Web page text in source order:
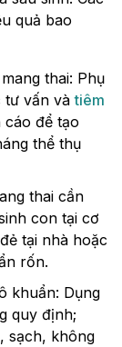
quả bao
thai: Phụ
tư vấn vàtiêm
để tạo
thể thụ
thai cần
con tại cơ
tại nhà hoặc
rốn.
khuẩn: Dụng
quy định;
sạch, không